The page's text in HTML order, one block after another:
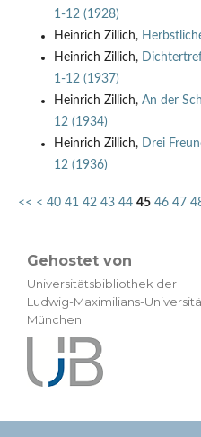
1-12 (1928)
Heinrich Zillich,
Heinrich Zillich,
1-12 (1937)
Heinrich Zillich, An der
12 (1934)
Heinrich Zillich,
Drei
12 (1936)
<< < 40 41 42 43 44 45 46 47
Gehostet von
Universitätsbibliothek der
Ludwig-Maximilians-
München